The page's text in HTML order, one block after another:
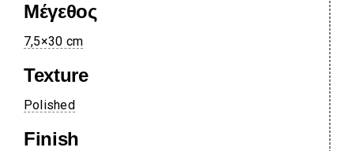
Μέγεθος
7,5×30 cm
Texture
Polished
Finish